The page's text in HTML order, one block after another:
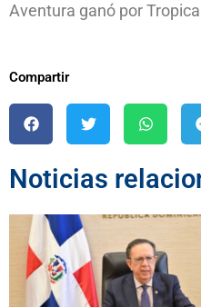
Aventura ganó por
Compartir
Noticias